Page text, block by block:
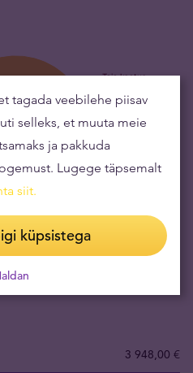
maandada ning rikkust
3 948,00 €
tagada veebilehe piisav
selleks, et muuta meie
ja pakkuda
Lugege täpsemalt
siit.
küpsistega